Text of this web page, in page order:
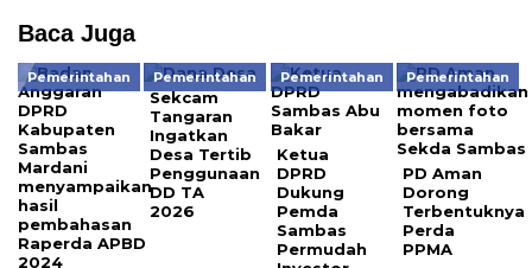
Baca Juga
Pemerintahan Pemerintahan
Sekcam
Tangaran
Ingatkan
Desa Tertib
Penggunaan
DD TA
2026
Pemerintahan
Ketua
DPRD
Dukung
Pemda
Sambas
Permudah
Pemerintahan
PD Aman
Dorong
Terbentuknya
Perda
PPMA